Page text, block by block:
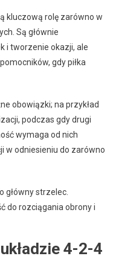
kluczową rolę zarówno w
Są głównie
i tworzenie okazji, ale
gdy piłka
obowiązki; na przykład
podczas gdy drugi
wymaga od nich
w odniesieniu do zarówno
główny strzelec.
do rozciągania obrony i
4-2-4